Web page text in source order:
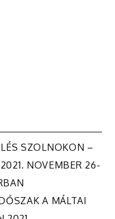
SZOLNOKON –
NOVEMBER 26-
A MÁLTAI